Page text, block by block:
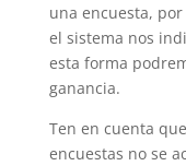
una encuesta,
el sistema nos
esta forma
ganancia.
Ten en cuenta
encuestas no se